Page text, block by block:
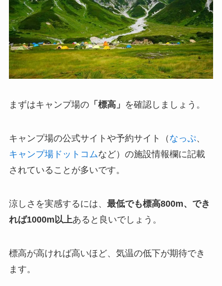
まずはキャンプ場の「標高」 を確認しましょう。
キャンプ場の公式サイトや予約サイト（ なっぷ、
キャンプ場ドットコムなど）の施設情報欄に記載
されていることが多いです。
涼しさを実感するには、 最低でも標高800m、でき
れば1000m以上あると良いでしょう。
標高が高ければ高いほど、気温の低下が期待でき
ます。